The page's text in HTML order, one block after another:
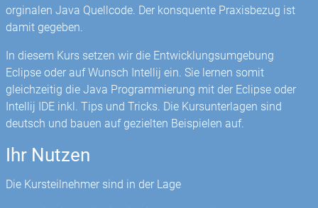
orginalen Java Quellcode. Der konsquente Praxisbezug ist
damit gegeben.
In diesem Kurs setzen wir die Entwicklungsumgebung
Eclipse oder auf Wunsch Intellij ein. Sie lernen somit
gleichzeitig die Java Programmierung mit der Eclipse oder
Intellij IDE inkl. Tips und Tricks. Die Kursunterlagen sind
deutsch und bauen auf gezielten Beispielen auf.
Ihr Nutzen
Die Kursteilnehmer sind in der Lage